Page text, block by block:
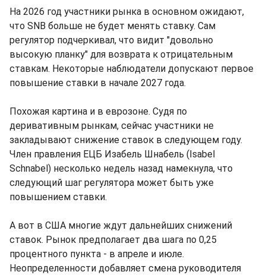
На 2026 год участники рынка в основном ожидают,
что SNB больше не будет менять ставку. Сам
регулятор подчеркивал, что видит "довольно
высокую планку" для возврата к отрицательным
ставкам. Некоторые наблюдатели допускают первое
повышение ставки в начале 2027 года.
Похожая картина и в еврозоне. Судя по
деривативным рынкам, сейчас участники не
закладывают снижение ставок в следующем году.
Член правления ЕЦБ Изабель Шнабель (Isabel
Schnabel) несколько недель назад намекнула, что
следующий шаг регулятора может быть уже
повышением ставки.
А вот в США многие ждут дальнейших снижений
ставок. Рынок предполагает два шага по 0,25
процентного пункта - в апреле и июле.
Неопределенности добавляет смена руководителя